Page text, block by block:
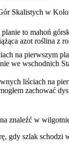
Skalistych w
to mahoń
azot roślina z
na pierwszym
nie we wschodnich
liściach na
zachować
znaleźć w
gdy szlak schodzi